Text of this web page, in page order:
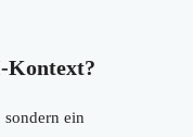
Kontext?
ein